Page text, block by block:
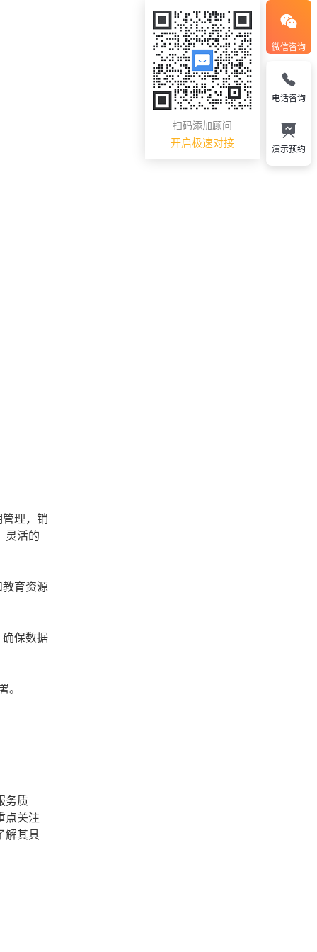
理，销
灵活的
育资源
保数据
务质
点关注
解其具
微信咨询
扫码添加顾问
开启极速对接
电话咨询
演示预约